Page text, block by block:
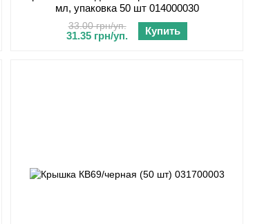
мл, упаковка 50 шт 014000030
33.00 грн/уп.
31.35 грн/уп. Купить